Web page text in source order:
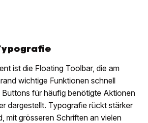
ist die Floating Toolbar, die am
wichtige Funktionen schnell
Buttons für häufig benötigte Aktionen
dargestellt. Typografie rückt stärker
mit grösseren Schriften an vielen